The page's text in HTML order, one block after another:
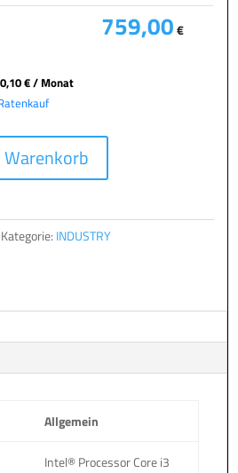
759,00€
€ / Monat
Warenkorb
r
i
:
Kategorie: INDUSTRY
Allgemein
Intel® Processor Core i3